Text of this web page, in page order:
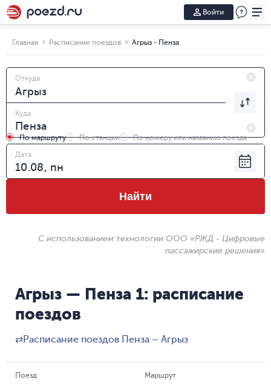
Войти
Главная Расписание поездов Агрыз - Пенза
Откуда
Куда
По маршруту По станции
По номеру или названию поезда
Дата
Найти
С использованием технологии ООО «РЖД - Цифровые
пассажирские решения»
Агрыз — Пенза 1: расписание
поездов
⇄Расписание поездов Пенза – Агрыз
Поезд Маршрут